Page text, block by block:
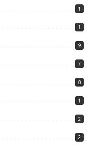
1
1
9
7
8
1
2
2